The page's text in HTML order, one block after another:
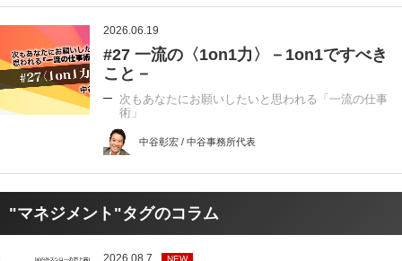
2026.06.19
#27 一流の〈1on1力〉－1on1ですべき
こと－
次もあなたにお願いしたいと思われる「一流の仕事
術」
中谷彰宏 / 中谷事務所代表
"マネジメント"タグのコラム
2026.08.7 NEW